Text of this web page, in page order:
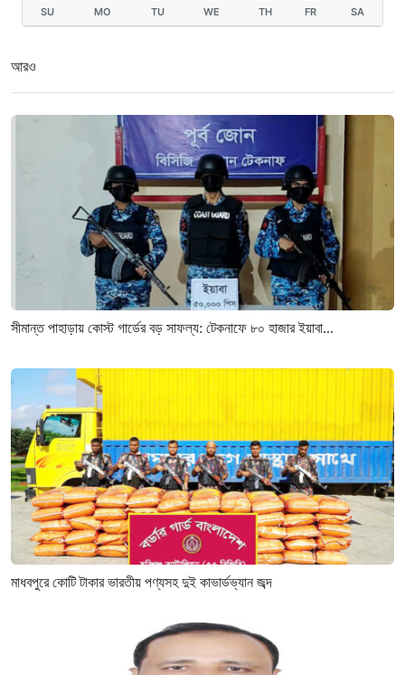
SU MO TU WE TH FR SA
আরও
সীমান্ত পাহাড়ায় কোস্ট গার্ডের বড় সাফল্য: টেকনাফে ৮০ হাজার ইয়াবা...
মাধবপুরে কোটি টাকার ভারতীয় পণ্যসহ দুই কাভার্ডভ্যান জব্দ